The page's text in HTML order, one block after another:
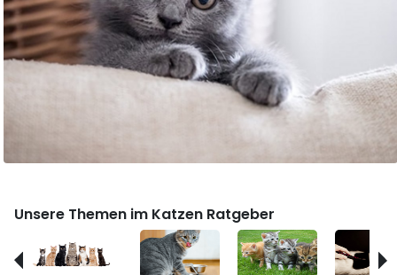
Unsere Themen im Katzen Ratgeber